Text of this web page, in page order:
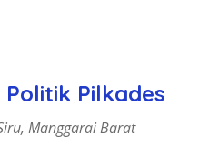
Pilkades
Manggarai Barat